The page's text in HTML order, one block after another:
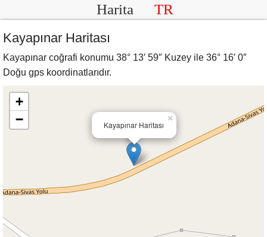
Harita TR
Kayapınar Haritası
Kayapınar coğrafi konumu 38° 13′ 59″ Kuzey ile 36° 16′ 0″
Doğu gps koordinatlarıdır.
Kayapınar Haritası
×
+
−